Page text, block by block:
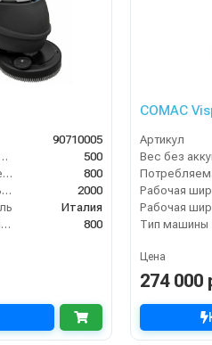
90710005
щеток (мм)
500
Ширина всасывающей балки (мм)
800
Производительность по площади (м2/ч)
2000
Италия
Потребляемая мощность (Вт)
800
COMAC
Артикул
Рабочая
Тип машины
Цена
274 000